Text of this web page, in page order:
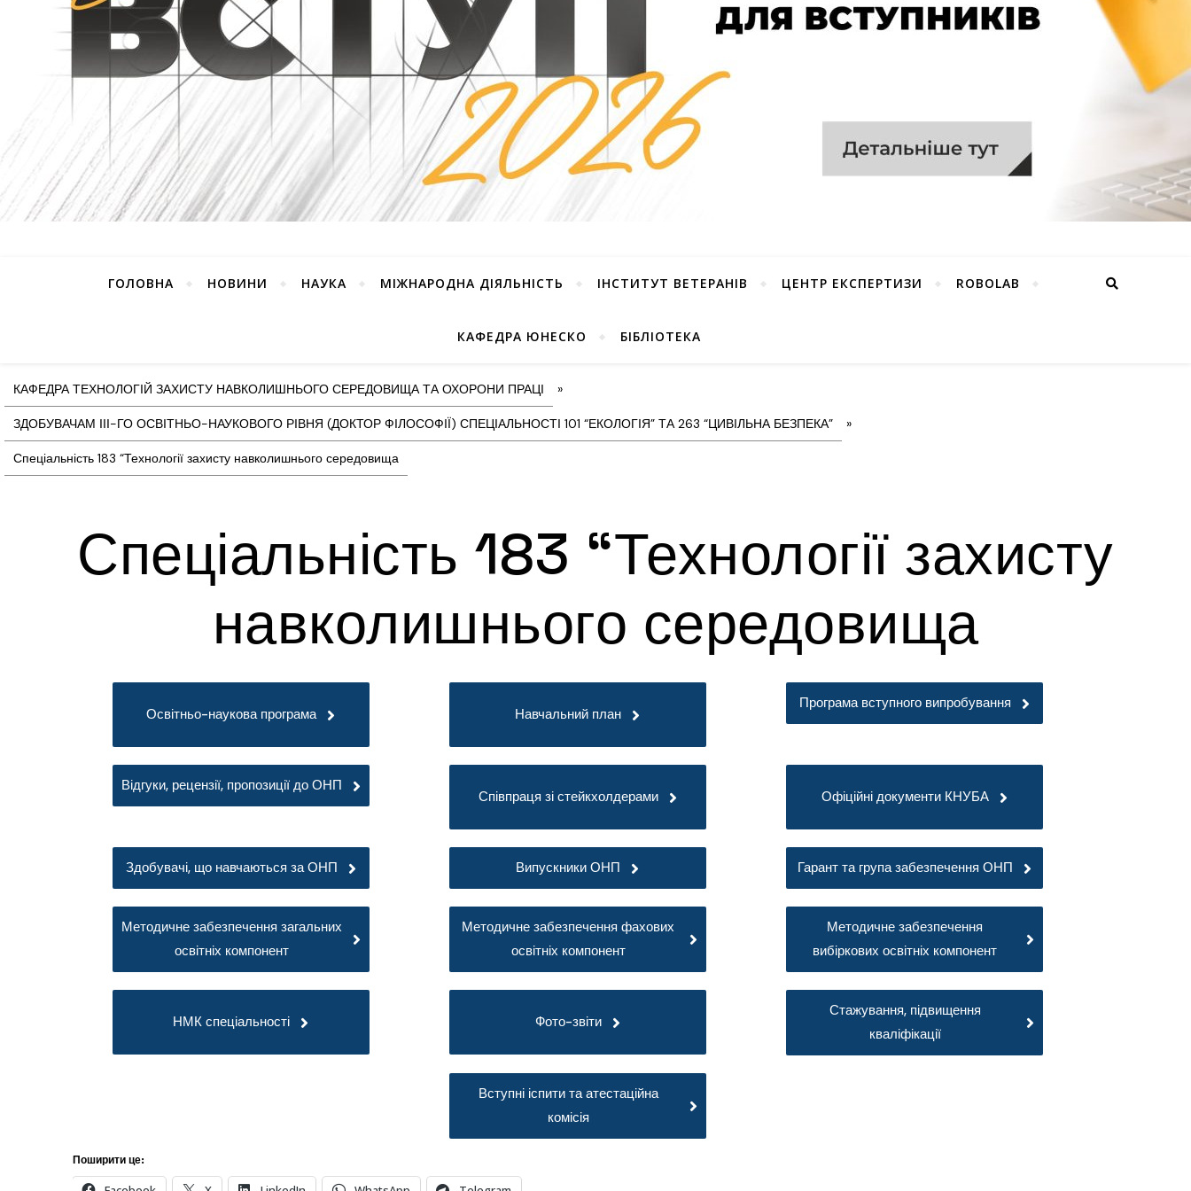
ГОЛОВНА НОВИНИ НАУКА МІЖНАРОДНА ДІЯЛЬНІСТЬ ІНСТИТУТ ВЕТЕРАНІВ ЦЕНТР ЕКСПЕРТИЗИ ROBOLAB
КАФЕДРА ЮНЕСКО БІБЛІОТЕКА
КАФЕДРА ТЕХНОЛОГІЙ ЗАХИСТУ НАВКОЛИШНЬОГО СЕРЕДОВИЩА ТА ОХОРОНИ ПРАЦІ »
ЗДОБУВАЧАМ ІІІ-ГО ОСВІТНЬО-НАУКОВОГО РІВНЯ (ДОКТОР ФІЛОСОФІЇ) СПЕЦІАЛЬНОСТІ 101 “ЕКОЛОГІЯ” ТА 263 “ЦИВІЛЬНА БЕЗПЕКА” »
Спеціальність 183 “Технології захисту навколишнього середовища
Спеціальність 183 “Технології захисту
навколишнього середовища
Освітньо-наукова програма Навчальний план
Програма вступного випробування
Відгуки, рецензії, пропозиції до ОНП
Співпраця зі стейкхолдерами Офіційні документи КНУБА
Здобувачі, що навчаються за ОНП Випускники ОНП Гарант та група забезпечення ОНП
Методичне забезпечення загальних
освітніх компонент
Методичне забезпечення фахових
освітніх компонент
Методичне забезпечення
вибіркових освітніх компонент
НМК спеціальності Фото-звіти
Стажування, підвищення
кваліфікації
Вступні іспити та атестаційна
комісія
Поширити це: